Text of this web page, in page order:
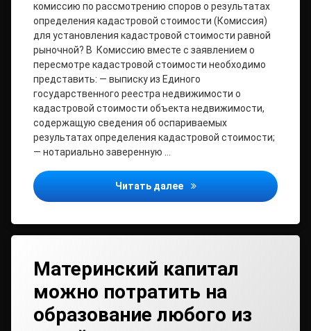
комиссию по рассмотрению споров о результатах
определения кадастровой стоимости (Комиссия)
для установления кадастровой стоимости равной
рыночной? В Комиссию вместе с заявлением о
пересмотре кадастровой стоимости необходимо
представить: — выписку из Единого
государственного реестра недвижимости о
кадастровой стоимости объекта недвижимости,
содержащую сведения об оспариваемых
результатах определения кадастровой стоимости;
— нотариально заверенную …
Читать далее Кадастровая палата
Материнский капитал
можно потратить на
образование любого из